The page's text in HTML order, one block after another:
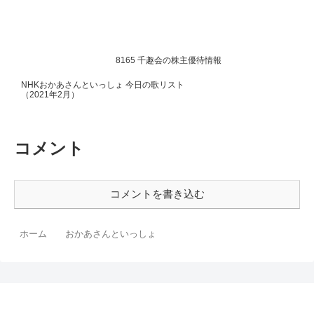
8165 千趣会の株主優待情報
NHKおかあさんといっしょ 今日の歌リスト
（2021年2月）
コメント
コメントを書き込む
ホーム おかあさんといっしょ